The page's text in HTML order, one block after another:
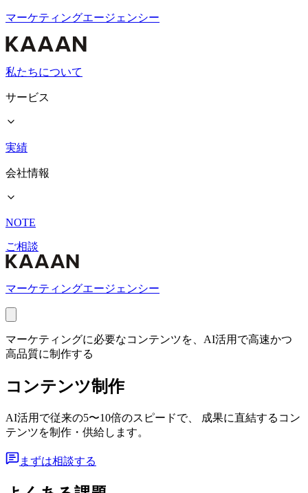
マーケティングエージェンシー
私たちについて
サービス
実績
会社情報
NOTE
ご相談
マーケティングエージェンシー
マーケティングに必要なコンテンツを、AI活用で高速かつ
高品質に制作する
コンテンツ制作
AI活用で従来の5〜10倍のスピードで、 成果に直結するコン
テンツを制作・供給します。
まずは相談する